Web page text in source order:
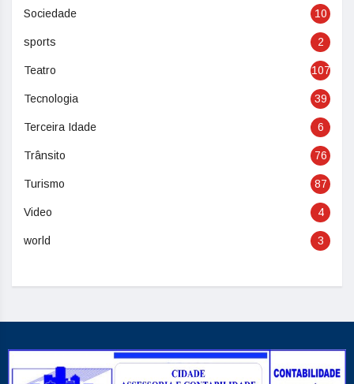
Sociedade 10
sports 2
Teatro 107
Tecnologia 39
Terceira Idade 6
Trânsito 76
Turismo 87
Video 4
world 3